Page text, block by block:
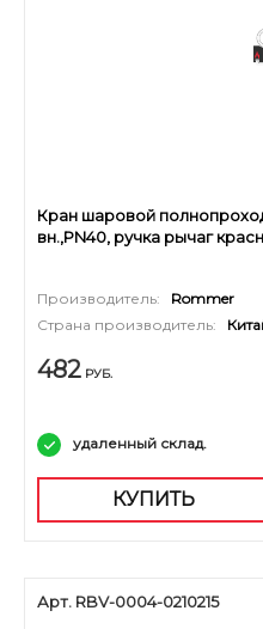
Кран шаровой
вн.,PN40, ручка рычаг
Производитель:
Rommer
Страна производитель:
482 РУБ.
удаленный склад.
КУПИТЬ
Арт. RBV-0004-0210215